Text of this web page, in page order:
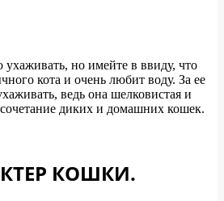
ухаживать, но имейте в ввиду, что
кота и очень любит воду. За ее
ведь она шелковистая и
диких и домашних кошек.
КОШКИ.